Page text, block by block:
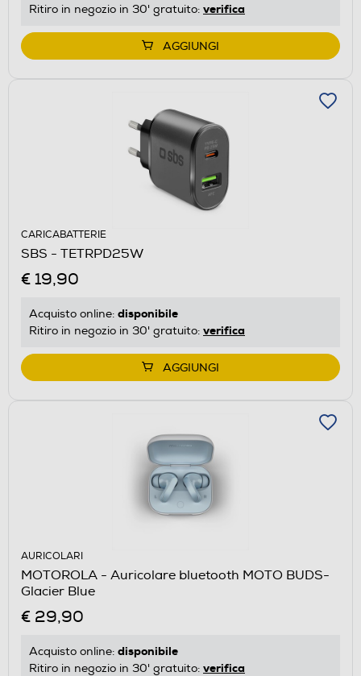
Ritiro in negozio in 30' gratuito: verifica
AGGIUNGI
CARICABATTERIE
SBS - TETRPD25W
€ 19,90
Acquisto online: disponibile
Ritiro in negozio in 30' gratuito: verifica
AGGIUNGI
AURICOLARI
MOTOROLA - Auricolare bluetooth MOTO BUDS-
Glacier Blue
€ 29,90
Acquisto online: disponibile
Ritiro in negozio in 30' gratuito: verifica